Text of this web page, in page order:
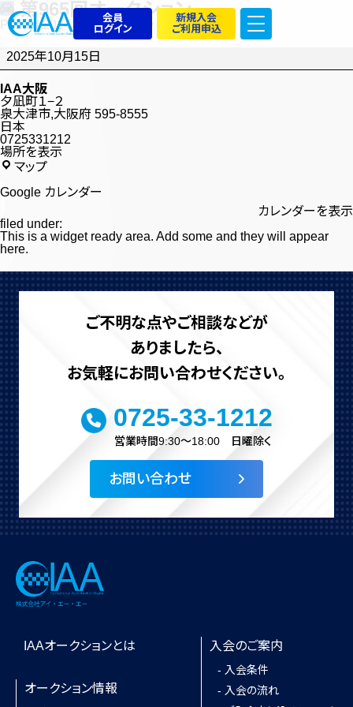
会員
ログイン
新規入会
ご利用申込
第965回オークション
Posted2024年12月13日 by
admin_iaatest
第
965
回
オ
ー
ク
シ
ョ
ン
2025年10月15日
IAA大阪
夕凪町１−２
泉大津市,大阪府 595-8555
日本
0725331212
場所を表示
マップIAA
阪
Google カレンダー
カレンダーを表示
filed under:
This is a widget ready area. Add some and they will appear
here.
ご不明な点やご相談などが
ありましたら、
お気軽にお問い合わせください。
0725-33-1212
営業時間9:30～18:00 日曜除く
お問い合わせ
IAAオークションとは
オークション情報
入会のご案内
- 入会条件
- 入会の流れ